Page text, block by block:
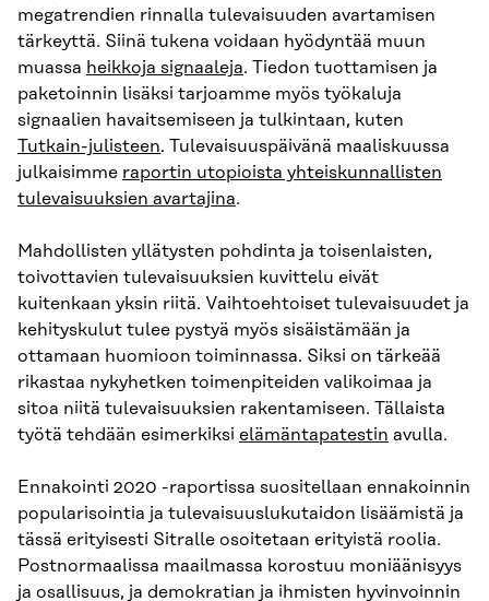
megatrendien rinnalla tulevaisuuden avartamisen
tärkeyttä. Siinä tukena voidaan hyödyntää muun
muassa heikkoja signaaleja. Tiedon tuottamisen ja
paketoinnin lisäksi tarjoamme myös työkaluja
signaalien havaitsemiseen ja tulkintaan, kuten
Tutkain-julisteen. Tulevaisuuspäivänä maaliskuussa
julkaisimme raportin utopioista yhteiskunnallisten
tulevaisuuksien avartajina.
Mahdollisten yllätysten pohdinta ja toisenlaisten,
toivottavien tulevaisuuksien kuvittelu eivät
kuitenkaan yksin riitä. Vaihtoehtoiset tulevaisuudet ja
kehityskulut tulee pystyä myös sisäistämään ja
ottamaan huomioon toiminnassa. Siksi on tärkeää
rikastaa nykyhetken toimenpiteiden valikoimaa ja
sitoa niitä tulevaisuuksien rakentamiseen. Tällaista
työtä tehdään esimerkiksi elämäntapatestin avulla.
Ennakointi 2020 -raportissa suositellaan ennakoinnin
popularisointia ja tulevaisuuslukutaidon lisäämistä ja
tässä erityisesti Sitralle osoitetaan erityistä roolia.
Postnormaalissa maailmassa korostuu moniäänisyys
ja osallisuus, ja demokratian ja ihmisten hyvinvoinnin